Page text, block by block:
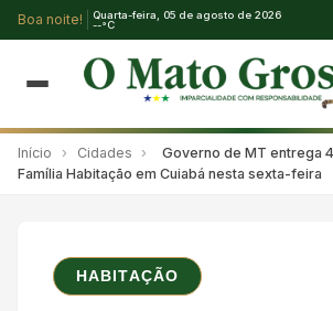
Boa noite!
Quarta-feira, 05 de agosto de 2026
--°C
Início › Cidades ›
Governo de MT entrega
Família Habitação em Cuiabá nesta sexta-feira
HABITAÇÃO